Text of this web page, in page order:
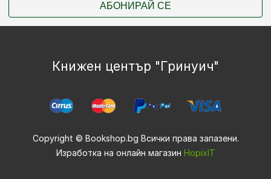
АБОНИРАЙ СЕ
Книжен център "Гринуич"
Copyright © Bookshop.bg Всички права запазени.
Изработка на онлайн магазин HopixIT